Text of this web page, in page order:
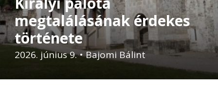
megtalálásának érdekes
története
2026. június 9.•Bajomi Bálint